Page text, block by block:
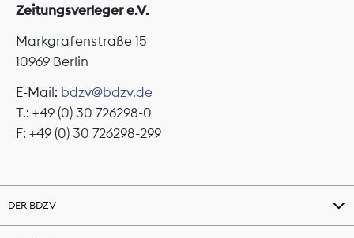
Zeitungsverleger e.V.
Markgrafenstraße 15
10969 Berlin
E-Mail: bdzv@bdzv.de
T.: +49 (0) 30 726298-0
F: +49 (0) 30 726298-299
DER BDZV